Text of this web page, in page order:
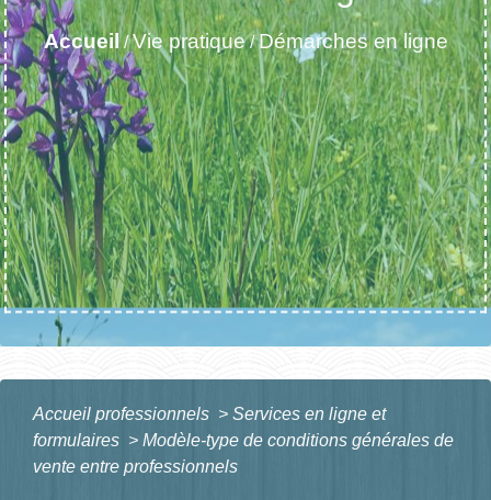
Accueil /Vie pratique/Démarches en ligne
Accueil professionnels > Services en ligne et
formulaires > Modèle-type de conditions générales de
vente entre professionnels